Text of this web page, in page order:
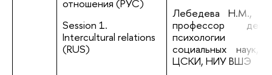
отношения (РУС)
Session 1.
Intercultural relations
(RUS)
Лебедева Н.М., д.
профессор
психологии
социальных наук,
ЦСКИ, НИУ ВШЭ